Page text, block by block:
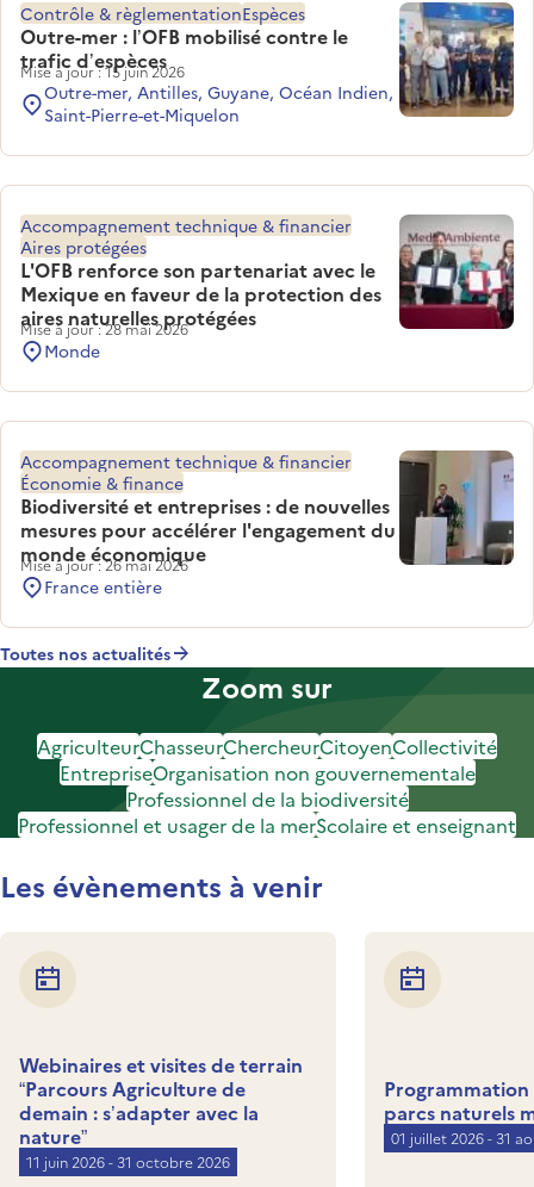
Outre-mer : l’OFB mobilisé contre le
trafic d’espèces
Contrôle & règlementationEspèces
Mise à jour : 15 juin 2026
Outre-mer, Antilles, Guyane, Océan Indien,
Saint-Pierre-et-Miquelon
L'OFB renforce son partenariat avec le
Mexique en faveur de la protection des
aires naturelles protégées
Accompagnement technique & financier
Aires protégées
Mise à jour : 28 mai 2026
Monde
Biodiversité et entreprises : de nouvelles
mesures pour accélérer l'engagement du
monde économique
Accompagnement technique & financier
Économie & finance
Mise à jour : 26 mai 2026
France entière
Toutes nos actualités
Zoom sur
AgriculteurChasseurChercheurCitoyenCollectivité
EntrepriseOrganisation non gouvernementale
Professionnel de la biodiversité
Professionnel et usager de la merScolaire et enseignant
Les évènements à venir
Webinaires et visites de terrain
“Parcours Agriculture de
demain : s’adapter avec la
nature”
11 juin 2026 - 31 octobre 2026
Programmation
parcs naturels
01 juillet 2026 - 31